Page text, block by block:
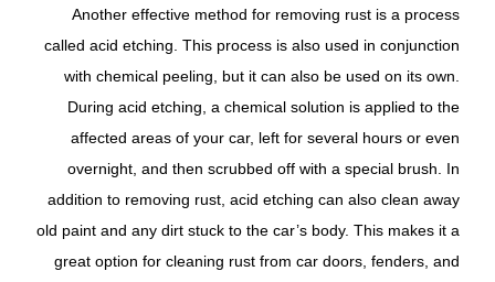
Another effective method for removing rust is a process
called acid etching. This process is also used in conjunction
with chemical peeling, but it can also be used on its own.
During acid etching, a chemical solution is applied to the
affected areas of your car, left for several hours or even
overnight, and then scrubbed off with a special brush. In
addition to removing rust, acid etching can also clean away
old paint and any dirt stuck to the car’s body. This makes it a
great option for cleaning rust from car doors, fenders, and